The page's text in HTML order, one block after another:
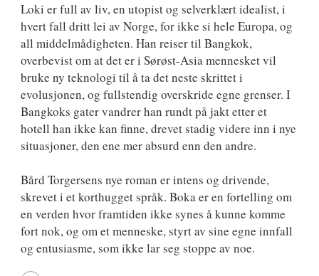
Loki er full av liv, en utopist og selverklært idealist, i
hvert fall dritt lei av Norge, for ikke si hele Europa, og
all middelmådigheten. Han reiser til Bangkok,
overbevist om at det er i Sørøst-Asia mennesket vil
bruke ny teknologi til å ta det neste skrittet i
evolusjonen, og fullstendig overskride egne grenser. I
Bangkoks gater vandrer han rundt på jakt etter et
hotell han ikke kan finne, drevet stadig videre inn i nye
situasjoner, den ene mer absurd enn den andre.
Bård Torgersens nye roman er intens og drivende,
skrevet i et korthugget språk. Boka er en fortelling om
en verden hvor framtiden ikke synes å kunne komme
fort nok, og om et menneske, styrt av sine egne innfall
og entusiasme, som ikke lar seg stoppe av noe.